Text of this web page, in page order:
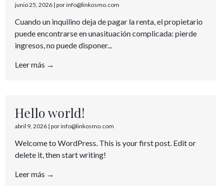
junio 25, 2026 | por info@linkosmo.com
Cuando un inquilino deja de pagar la renta, el propietario
puede encontrarse en unasituación complicada: pierde
ingresos, no puede disponer...
Leer más →
Hello world!
abril 9, 2026 | por info@linkosmo.com
Welcome to WordPress. This is your first post. Edit or
delete it, then start writing!
Leer más →